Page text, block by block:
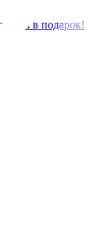
в подарок!